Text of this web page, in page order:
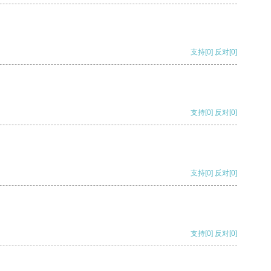
支持[0] 反对[0]
支持[0] 反对[0]
支持[0] 反对[0]
支持[0] 反对[0]